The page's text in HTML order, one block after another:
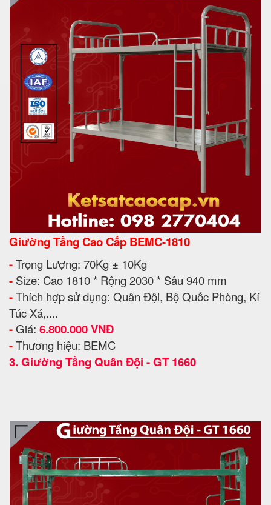
Giường Tầng Cao Cấp BEMC-1810
-Trọng Lượng: 70Kg ± 10Kg
- Size: Cao 1810 * Rộng 2030 * Sâu 940 mm
-Thích hợp sử dụng: Quân Đội, Bộ Quốc Phòng, Kí
Túc Xá,....
- Giá: 6.800.000 VNĐ
-Thương hiệu: BEMC
3. Giường Tầng Quân Đội - GT 1660